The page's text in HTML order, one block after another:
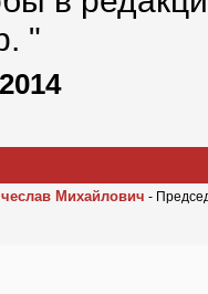
"
Михайлович -